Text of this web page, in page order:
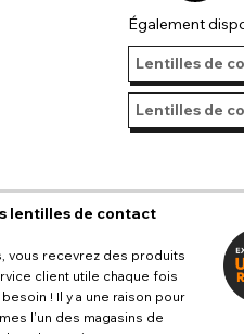
Également
Lentilles de
Lentilles de
lentilles de contact
vous recevrez des produits
client utile chaque fois
! Il y a une raison pour
l'un des magasins de